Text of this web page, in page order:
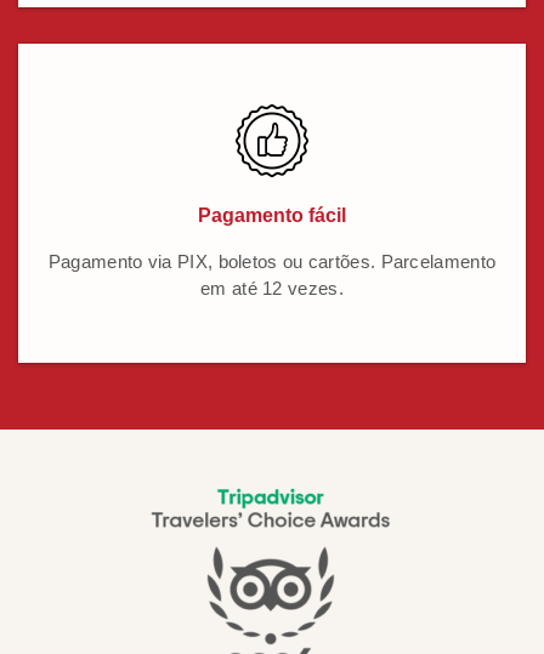
Pagamento fácil
Pagamento via PIX, boletos ou cartões. Parcelamento
em até 12 vezes.